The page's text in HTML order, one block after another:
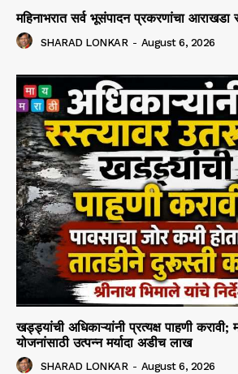
महिनाभरात सर्व भूसंपादन प्रकरणांचा आराखडा
SHARAD LONKAR - August 6, 2026
खड्ड्यांची अधिकाऱ्यांनी प्रत्यक्ष पाहणी
योजनांसाठी उत्पन्न मर्यादा अडीच लाख
SHARAD LONKAR - August 6, 2026